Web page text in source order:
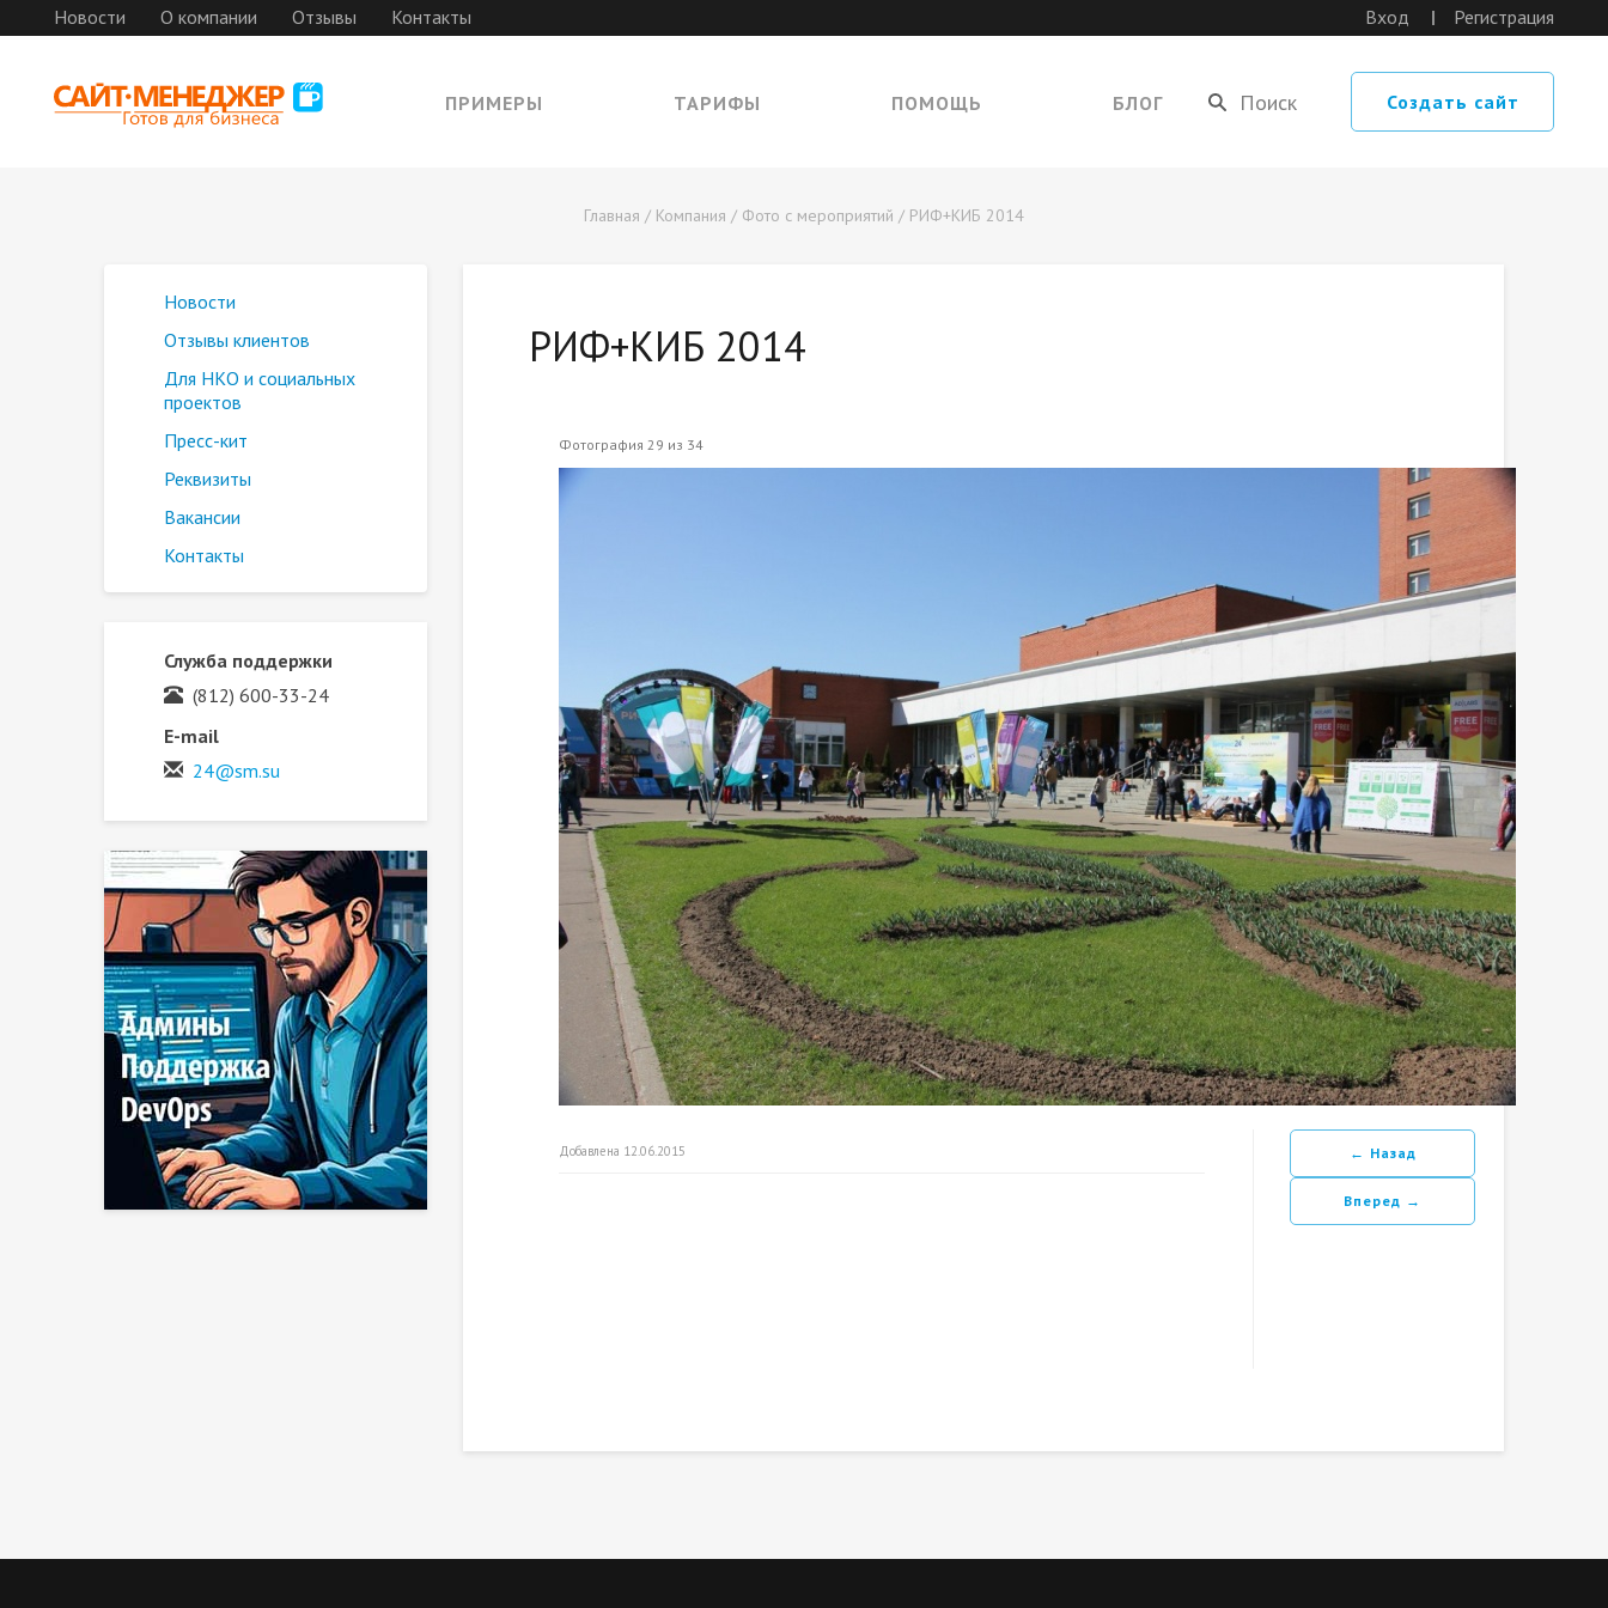
Новости О компании Отзывы Контакты Вход Регистрация
ПРИМЕРЫ ТАРИФЫ ПОМОЩЬ БЛОГ Создать сайт
Главная / Компания / Фото с мероприятий / РИФ+КИБ 2014
РИФ+КИБ 2014
Фотография 29 из 34
Добавлена 12.06.2015 ← Назад
Вперед →
Новости
Отзывы клиентов
Для НКО и социальных
проектов
Пресс-кит
Реквизиты
Вакансии
Контакты
Служба поддержки
(812) 600-33-24
E-mail
24@sm.su